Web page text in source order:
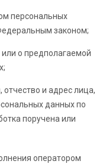
персональных
законом;
о предполагаемой
и адрес лица,
данных по
поручена или
оператором